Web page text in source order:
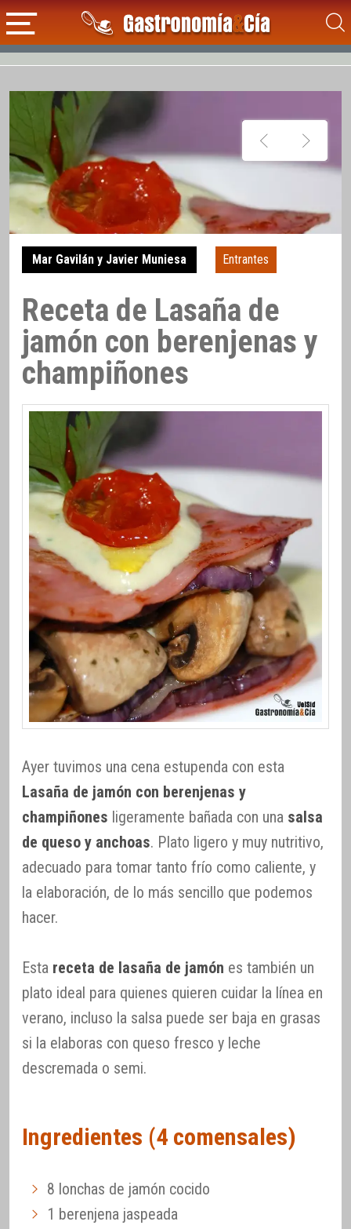
Mar Gavilán y Javier Muniesa Entrantes
Receta de Lasaña de
jamón con berenjenas y
champiñones
Ayer tuvimos una cena estupenda con esta
Lasaña de jamón con berenjenas y
champiñones ligeramente bañada con una salsa
de queso y anchoas. Plato ligero y muy nutritivo,
adecuado para tomar tanto frío como caliente, y
la elaboración, de lo más sencillo que podemos
hacer.
Esta receta de lasaña de jamón es también un
plato ideal para quienes quieren cuidar la línea en
verano, incluso la salsa puede ser baja en grasas
si la elaboras con queso fresco y leche
descremada o semi.
Ingredientes (4 comensales)
8 lonchas de jamón cocido
1 berenjena jaspeada